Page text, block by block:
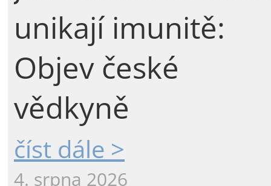
unikají imunitě:
Objev české
vědkyně
číst dále >
4. srpna 2026